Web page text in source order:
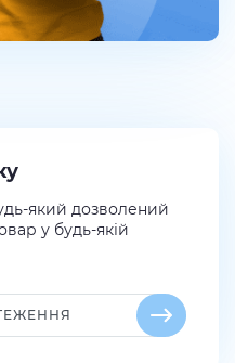
який дозволений
у будь-якій